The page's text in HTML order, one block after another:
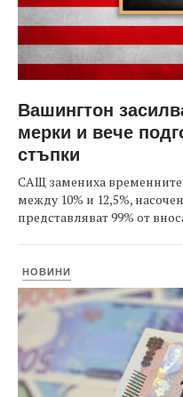
Вашингтон
мерки и вече
стъпки
САЩ замениха временните
между 10% и 12,5%,
представляват 99% от
НОВИНИ